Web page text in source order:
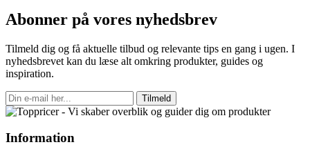
Abonner på vores nyhedsbrev
Tilmeld dig og få aktuelle tilbud og relevante tips en gang i ugen. I
nyhedsbrevet kan du læse alt omkring produkter, guides og
inspiration.
Tilmeld
Information